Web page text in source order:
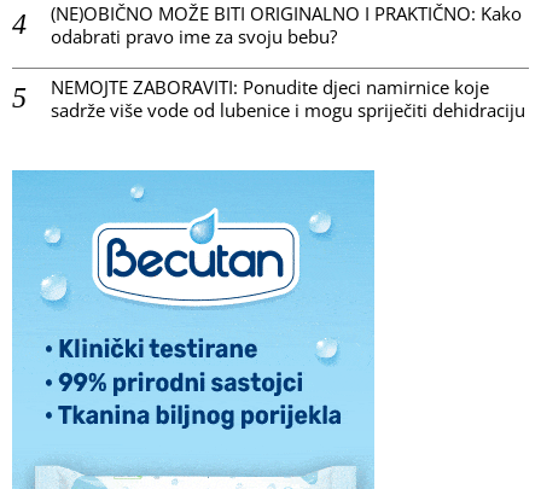
(NE)OBIČNO MOŽE BITI ORIGINALNO I PRAKTIČNO: Kako
odabrati pravo ime za svoju bebu?
NEMOJTE ZABORAVITI: Ponudite djeci namirnice koje
sadrže više vode od lubenice i mogu spriječiti dehidraciju